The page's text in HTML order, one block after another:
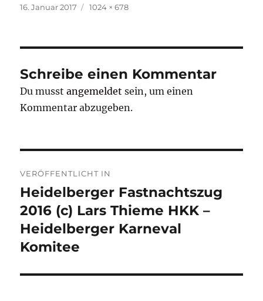
Veröffentlicht
16. Januar 2017 Originalgröße
1024 × 678
Schreibe einen Kommentar
Du musstangemeldet sein, um einen
Kommentar abzugeben.
VERÖFFENTLICHT IN
Heidelberger Fastnachtszug
2016 (c) Lars Thieme HKK –
Heidelberger Karneval
Komitee